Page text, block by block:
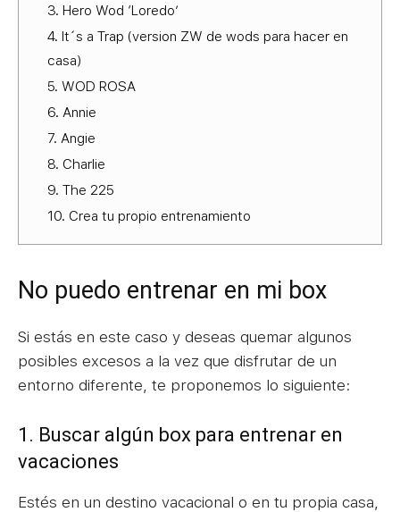
3. Hero Wod ‘Loredo’
4. It´s a Trap (version ZW de wods para hacer en
casa)
5. WOD ROSA
6. Annie
7. Angie
8. Charlie
9. The 225
10. Crea tu propio entrenamiento
No puedo entrenar en mi box
Si estás en este caso y deseas quemar algunos
posibles excesos a la vez que disfrutar de un
entorno diferente, te proponemos lo siguiente:
1. Buscar algún box para entrenar en
vacaciones
Estés en un destino vacacional o en tu propia casa,